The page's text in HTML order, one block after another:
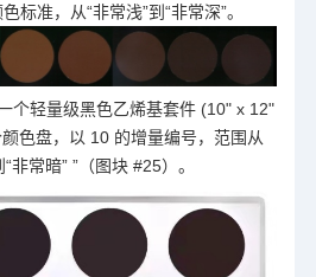
标准，从“非常浅”到“非常深”。
个轻量级黑色乙烯基套件 (10" x 12"
色盘，以 10 的增量编号，范围从
非常暗” ”（图块 #25）。